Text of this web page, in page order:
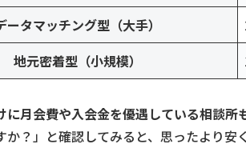
ータマッチング型（大手）
地元密着型（小規模）
に月会費や入会金を優遇している相談所
か？」と確認してみると、思ったより安